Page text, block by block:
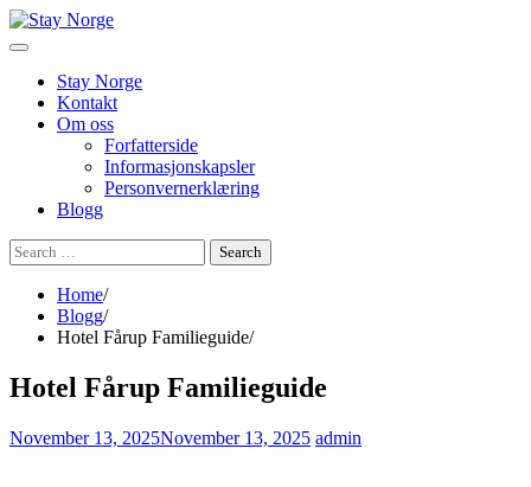
Skip
to
Stay Norge
Kontakt
Om oss
Forfatterside
Informasjonskapsler
Personvernerklæring
Blogg
Search
for:
Home
Blogg
Hotel Fårup Familieguide
Hotel Fårup Familieguide
November 13, 2025November 13, 2025 admin